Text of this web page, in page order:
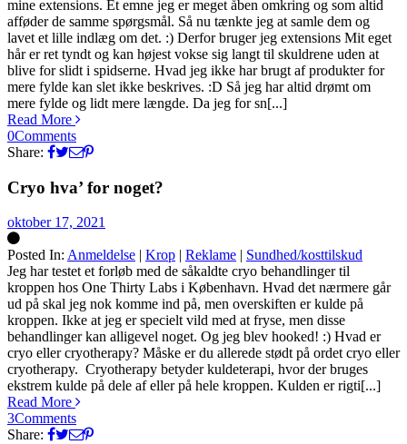
mine extensions. Et emne jeg er meget åben omkring og som altid
afføder de samme spørgsmål. Så nu tænkte jeg at samle dem og
lavet et lille indlæg om det. :) Derfor bruger jeg extensions Mit eget
hår er ret tyndt og kan højest vokse sig langt til skuldrene uden at
blive for slidt i spidserne. Hvad jeg ikke har brugt af produkter for
mere fylde kan slet ikke beskrives. :D Så jeg har altid drømt om
mere fylde og lidt mere længde. Da jeg for sn[...]
Read More
0Comments
Share:
Cryo hva’ for noget?
oktober 17, 2021
Posted In: Anmeldelse | Krop | Reklame | Sundhed/kosttilskud
Silke
Jeg har testet et forløb med de såkaldte cryo behandlinger til
kroppen hos One Thirty Labs i København. Hvad det nærmere går
ud på skal jeg nok komme ind på, men overskiften er kulde på
kroppen. Ikke at jeg er specielt vild med at fryse, men disse
behandlinger kan alligevel noget. Og jeg blev hooked! :) Hvad er
cryo eller cryotherapy? Måske er du allerede stødt på ordet cryo eller
cryotherapy. Cryotherapy betyder kuldeterapi, hvor der bruges
ekstrem kulde på dele af eller på hele kroppen. Kulden er rigti[...]
Read More
3Comments
Share: